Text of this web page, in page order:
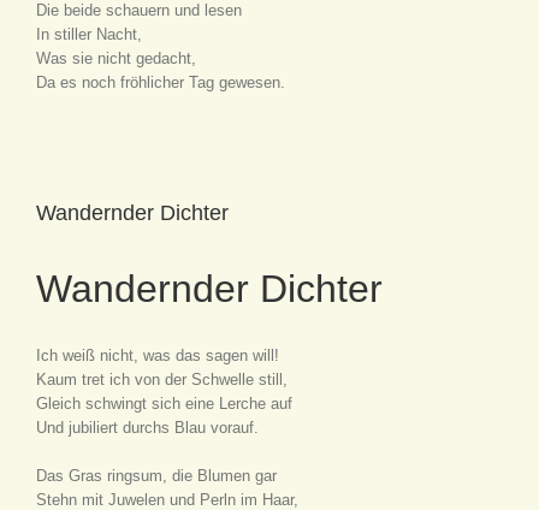
Die beide schauern und lesen
In stiller Nacht,
Was sie nicht gedacht,
Da es noch fröhlicher Tag gewesen.
Wandernder Dichter
Wandernder Dichter
Ich weiß nicht, was das sagen will!
Kaum tret ich von der Schwelle still,
Gleich schwingt sich eine Lerche auf
Und jubiliert durchs Blau vorauf.
Das Gras ringsum, die Blumen gar
Stehn mit Juwelen und Perln im Haar,